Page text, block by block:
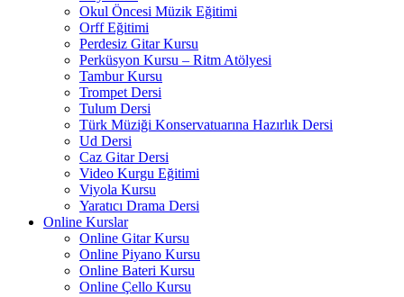
Okul Öncesi Müzik Eğitimi
Orff Eğitimi
Perdesiz Gitar Kursu
Perküsyon Kursu – Ritm Atölyesi
Tambur Kursu
Trompet Dersi
Tulum Dersi
Türk Müziği Konservatuarına Hazırlık Dersi
Ud Dersi
Caz Gitar Dersi
Video Kurgu Eğitimi
Viyola Kursu
Yaratıcı Drama Dersi
Online Kurslar
Online Gitar Kursu
Online Piyano Kursu
Online Bateri Kursu
Online Çello Kursu